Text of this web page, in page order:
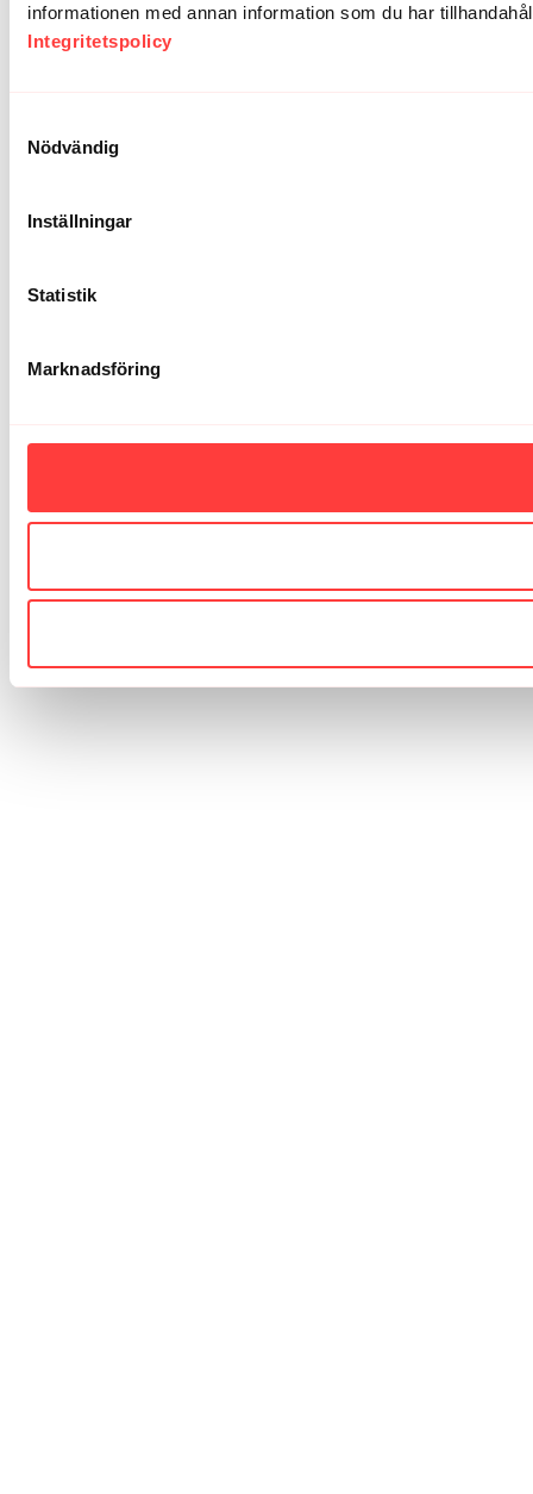
informationen med annan information som du har
Integritetspolicy
Nödvändig
Inställningar
Statistik
Marknadsföring